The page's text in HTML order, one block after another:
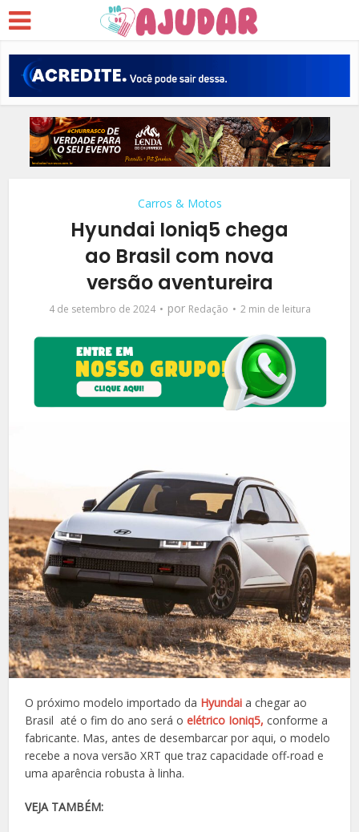
Carros & Motos
Hyundai Ioniq5 chega
ao Brasil com nova
versão aventureira
4 de setembro de 2024 por Redação 2 min de leitura
O próximo modelo importado da Hyundai a chegar ao
Brasil até o fim do ano será oelétrico Ioniq5, conforme a
fabricante. Mas, antes de desembarcar por aqui, o modelo
recebe a nova versão XRT que traz capacidade off-road e
uma aparência robusta à linha.
VEJA TAMBÉM: